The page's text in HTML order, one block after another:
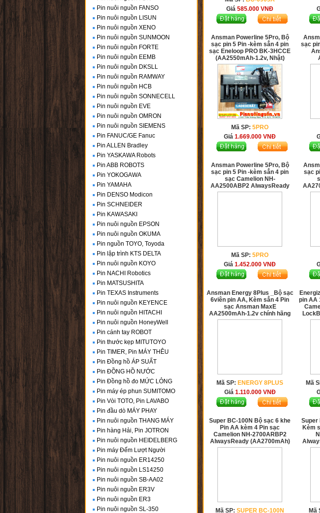
Pin nuôi nguồn FANSO
Pin nuôi nguồn LISUN
Pin nuôi nguồn XENO
Pin nuôi nguồn SUNMOON
Pin nuôi nguồn FORTE
Pin nuôi nguồn EEMB
Pin nuôi nguồn DKSLL
Pin nuôi nguồn RAMWAY
Pin nuôi nguồn HCB
Pin nuôi nguồn SONNECELL
Pin nuôi nguồn EVE
Pin nuôi nguồn OMRON
Pin nuôi nguồn SIEMENS
Pin FANUC/GE Fanuc
Pin ALLEN Bradley
Pin YASKAWA Robots
Pin ABB ROBOTS
Pin YOKOGAWA
Pin YAMAHA
Pin DENSO Modicon
Pin SCHNEIDER
Pin KAWASAKI
Pin nuôi nguồn EPSON
Pin nuôi nguồn OKUMA
Pin nguồn TOYO, Toyoda
Pin lập trình KTS DELTA
Pin nuôi nguồn KOYO
Pin NACHI Robotics
Pin MATSUSHITA
Pin TEXAS Instruments
Pin nuôi nguồn KEYENCE
Pin nuôi nguồn HITACHI
Pin nuôi nguồn HoneyWell
Pin cánh tay ROBOT
Pin thước kẹp MITUTOYO
Pin TIMER, Pin MÁY THÊU
Pin Đồng hồ ÁP SUẤT
Pin ĐỒNG HỒ NƯỚC
Pin Đồng hồ đo MỨC LỎNG
Pin máy ép phun SUMITOMO
Pin Vòi TOTO, Pin LAVABO
Pin đầu dò MÁY PHAY
Pin nuôi nguồn THANG MÁY
Pin hàng Hải, Pin JOTRON
Pin nuôi nguồn HEIDELBERG
Pin máy Đếm Lượt Người
Pin nuôi nguồn ER14250
Pin nuôi nguồn LS14250
Pin nuôi nguồn SB-AA02
Pin nuôi nguồn ER3V
Pin nuôi nguồn ER3
Pin nuôi nguồn SL-350
Giá585.000VNĐ
Ansman Powerline 5Pro, Bộ
sạc pin 5 Pin -kèm sẳn 4 pin
sạc Eneloop PRO BK-3HCCE
(AA2550mAh-1.2v, Nhật)
Mã SP:5PRO
Giá1.669.000VNĐ
sạc
Ansman Powerline 5Pro, Bộ
sạc pin 5 Pin -kèm sẳn 4 pin
sạc Camelion NH-
AA2500ABP2 AlwaysReady
Mã SP:5PRO
Giá1.452.000VNĐ
sạc
Ansman Energy 8Plus _Bộ sạc
6viên pin AA, Kèm sẳn 4 Pin
sạc Ansman MaxE
AA2500mAh-1.2v chính hãng
Mã SP: ENERGY 8PLUS
Giá 1.110.000 VNĐ
pin AA
Mã
Super BC-100N Bộ sạc 6 khe
Pin AA kèm 4 Pin sạc
Camelion NH-2700ARBP2
AlwaysReady (AA2700mAh)
Mã SP:SUPER BC-100N
Super
Kèm
Mã